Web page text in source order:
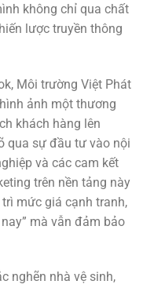
không chỉ qua chất
lược truyền thông
Môi trường Việt Phát
ảnh một thương
khách hàng lên
qua sự đầu tư vào nội
và các cam kết
trên nền tảng này
mức giá cạnh tranh,
mà vẫn đảm bảo
nghẽn nhà vệ sinh,